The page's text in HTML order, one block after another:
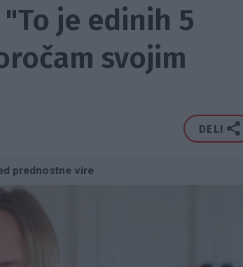
je edinih 5
svojim
DELI
prednostne vire